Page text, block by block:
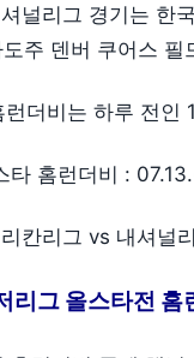
널리그 경기는 한
주 덴버 쿠어스 필
런더비는 하루 전인
타 홈런더비 :
칸리그 vs 내셔널
리그 올스타전 홈